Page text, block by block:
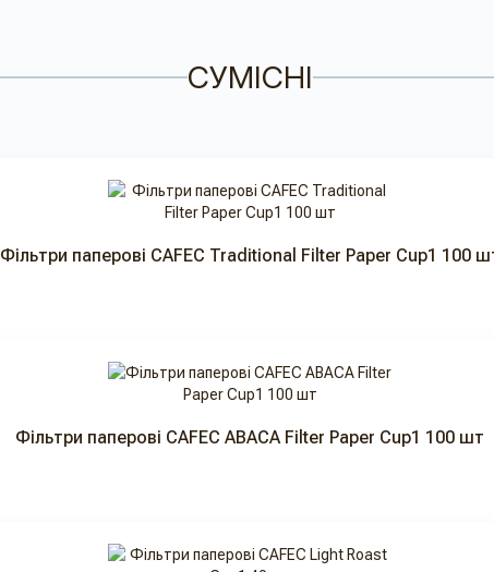
СУМІСНІ
Фільтри паперові CAFEC Traditional Filter Paper Cup1 100
Фільтри паперові CAFEC ABACA Filter Paper Cup1 100 шт